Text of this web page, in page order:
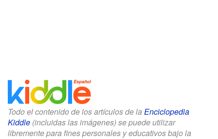
Todo el contenido de los artículos de la Enciclopedia
Kiddle (incluidas las imágenes) se puede utilizar
libremente para fines personales y educativos bajo la